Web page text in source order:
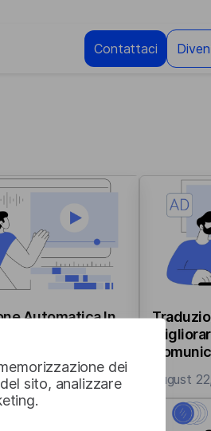
dei
sito, analizzare
Contattaci
Automatica In
2024 August